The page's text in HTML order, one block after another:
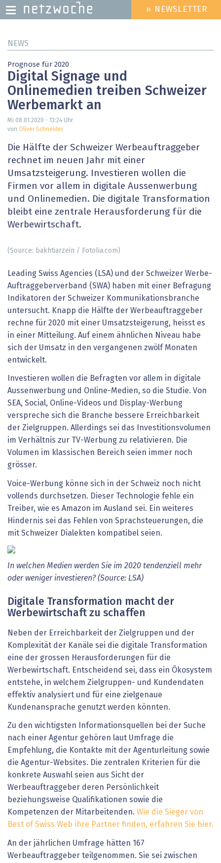
zum
HEADER
MENU
» NEWSLETTER
NEWS
Prognose für 2020
Digital Signage und
Onlinemedien treiben Schweizer
Werbemarkt an
Mi 08.01.2020 - 13:24 Uhr
von Oliver Schneider
Die Hälfte der Schweizer Werbeauftraggeber
rechnet im neuen Jahr mit einer
Umsatzsteigerung. Investieren wollen die
Firmen vor allem in digitale Aussenwerbung
und Onlinemedien. Die digitale Transformation
bleibt eine zentrale Herausforderung für die
Werbewirtschaft.
(Source: bakhtiarzein / Fotolia.com)
Leading Swiss Agencies (LSA) und der Schweizer Werbe-
Auftraggeberverband (SWA) haben mit einer Befragung
Indikatoren der Schweizer Kommunikationsbranche
untersucht. Knapp die Hälfte der Werbeauftraggeber
rechne für 2020 mit einer Umsatzsteigerung, heisst es
in einer Mitteilung. Auf einem ähnlichen Niveau habe
sich der Umsatz in den vergangenen zwölf Monaten
entwickelt.
Investieren wollen die Befragten vor allem in digitale
Aussenwerbung und Online-Medien, so die Studie. Von
SEA, Social, Online-Videos und Display-Werbung
verspreche sich die Branche bessere Erreichbarkeit
der Zielgruppen. Allerdings sei das Investitionsvolumen
im Verhältnis zur TV-Werbung zu relativieren. Die
Volumen im klassischen Bereich seien immer noch
grösser.
Voice-Werbung könne sich in der Schweiz noch nicht
vollends durchsetzen. Dieser Technologie fehle ein
Treiber, wie es Amazon im Ausland sei. Ein weiteres
Hindernis sei das Fehlen von Sprachsteuerungen, die
mit Schweizer Dialekten kompatibel seien.
In welchen Medien werden Sie im 2020 tendenziell mehr
oder weniger investieren? (Source: LSA)
Digitale Transformation macht der
Werbewirtschaft zu schaffen
Neben der Erreichbarkeit der Zielgruppen und der
Komplexität der Kanäle sei die digitale Transformation
eine der grossen Herausforderungen für die
Werbewirtschaft. Entscheidend sei, dass ein Ökosystem
entstehe, in welchem Zielgruppen- und Kundendaten
effektiv analysiert und für eine zielgenaue
Kundenansprache genutzt werden könnten.
Zu den wichtigsten Informationsquellen bei der Suche
nach einer Agentur gehören laut Umfrage die
Empfehlung, die Kontakte mit der Agenturleitung sowie
die Agentur-Websites. Die zentralen Kriterien für die
konkrete Auswahl seien aus Sicht der
Werbeauftraggeber deren Persönlichkeit
beziehungsweise Qualifikationen sowie die
Kompetenzen der Mitarbeitenden. Wie die Sieger von
Best of Swiss Web ihre Partner finden, erfahren Sie hier.
An der jährlichen Umfrage hätten 167
Werbeauftraggeber teilgenommen. Sie sei zwischen